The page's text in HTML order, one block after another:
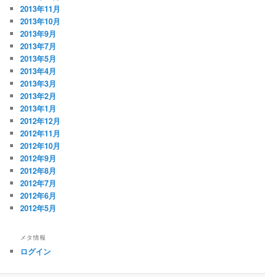
2013年11月
2013年10月
2013年9月
2013年7月
2013年5月
2013年4月
2013年3月
2013年2月
2013年1月
2012年12月
2012年11月
2012年10月
2012年9月
2012年8月
2012年7月
2012年6月
2012年5月
メタ情報
ログイン